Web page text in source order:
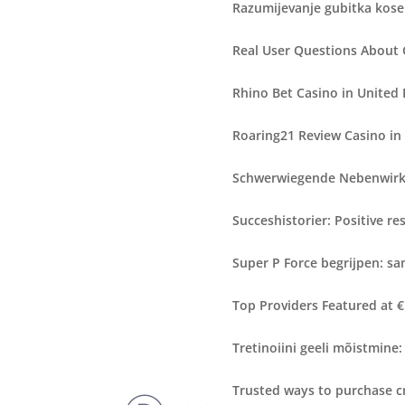
Razumijevanje gubitka
Real User Questions
Rhino Bet Casino in
Roaring21 Review Casino
Schwerwiegende
Succeshistorier: Positive
Super P Force begrijpen:
Top Providers Featured at
Tretinoiini geeli
Trusted ways to purchase